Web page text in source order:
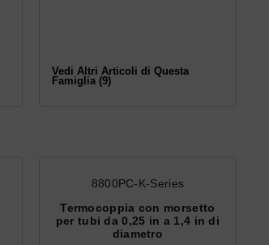
Vedi Altri Articoli di Questa
Famiglia (9)
8800PC-K-Series
Termocoppia con morsetto
per tubi da 0,25 in a 1,4 in di
diametro